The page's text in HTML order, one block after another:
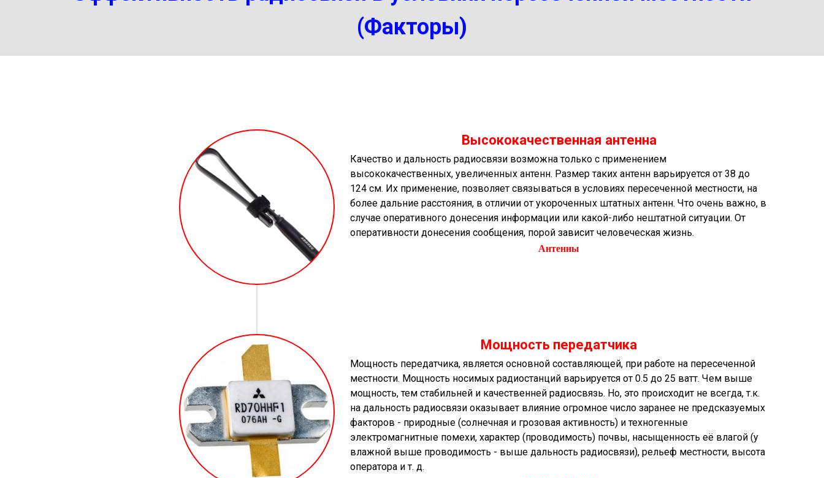
(Факторы)
Высококачественная антенна
Качество и дальность радиосвязи возможна только с применением
высококачественных, увеличенных антенн. Размер таких антенн варьируется от 38 до
124 см. Их применение, позволяет связываться в условиях пересеченной местности, на
более дальние расстояния, в отличии от укороченных штатных антенн. Что очень важно, в
случае оперативного донесения информации или какой-либо нештатной ситуации. От
оперативности донесения сообщения, порой зависит человеческая жизнь.
Антенны
Мощность передатчика
Мощность передатчика, является основной составляющей, при работе на пересеченной
местности. Мощность носимых радиостанций варьируется от 0.5 до 25 ватт. Чем выше
мощность, тем стабильней и качественней радиосвязь. Но, это происходит не всегда, т.к.
на дальность радиосвязи оказывает влияние огромное число заранее не предсказуемых
факторов - природные (солнечная и грозовая активность) и техногенные
электромагнитные помехи, характер (проводимость) почвы, насыщенность её влагой (у
влажной выше проводимость - выше дальность радиосвязи), рельеф местности, высота
оператора и т. д.